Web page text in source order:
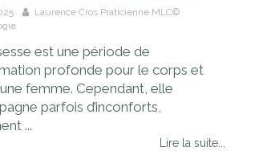
Laurence Cros Praticienne MLC©
est une période de
profonde pour le corps et
femme. Cependant, elle
parfois d’inconforts,
...
Lire la suite...